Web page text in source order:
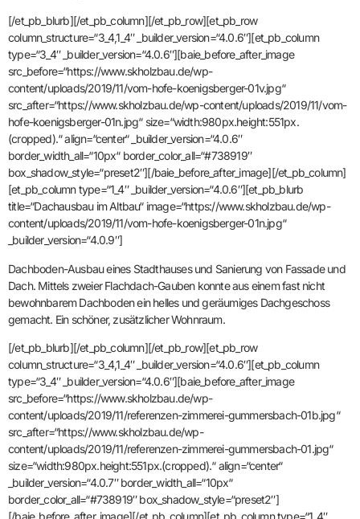
[/et_pb_blurb][/et_pb_column][/et_pb_row][et_pb_row
column_structure=“3_4,1_4″ _builder_version=“4.0.6″][et_pb_column
type=“3_4″ _builder_version=“4.0.6″][baie_before_after_image
src_before=“https://www.skholzbau.de/wp-
content/uploads/2019/11/vom-hofe-koenigsberger-01v.jpg“
src_after=“https://www.skholzbau.de/wp-content/uploads/2019/11/vom-
hofe-koenigsberger-01n.jpg“ size=“width:980px.height:551px.
(cropped).“ align=“center“ _builder_version=“4.0.6″
border_width_all=“10px“ border_color_all=“#738919″
box_shadow_style=“preset2″][/baie_before_after_image][/et_pb_column]
[et_pb_column type=“1_4″ _builder_version=“4.0.6″][et_pb_blurb
title=“Dachausbau im Altbau“ image=“https://www.skholzbau.de/wp-
content/uploads/2019/11/vom-hofe-koenigsberger-01n.jpg“
_builder_version=“4.0.9″]
Dachboden-Ausbau eines Stadthauses und Sanierung von Fassade und
Dach. Mittels zweier Flachdach-Gauben konnte aus einem fast nicht
bewohnbarem Dachboden ein helles und geräumiges Dachgeschoss
gemacht. Ein schöner, zusätzlicher Wohnraum.
[/et_pb_blurb][/et_pb_column][/et_pb_row][et_pb_row
column_structure=“3_4,1_4″ _builder_version=“4.0.6″][et_pb_column
type=“3_4″ _builder_version=“4.0.6″][baie_before_after_image
src_before=“https://www.skholzbau.de/wp-
content/uploads/2019/11/referenzen-zimmerei-gummersbach-01b.jpg“
src_after=“https://www.skholzbau.de/wp-
content/uploads/2019/11/referenzen-zimmerei-gummersbach-01.jpg“
size=“width:980px.height:551px.(cropped).“ align=“center“
_builder_version=“4.0.7″ border_width_all=“10px“
border_color_all=“#738919″ box_shadow_style=“preset2″]
[/baie_before_after_image][/et_pb_column][et_pb_column type=“1_4″